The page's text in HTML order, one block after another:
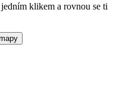
klikem a rovnou se ti